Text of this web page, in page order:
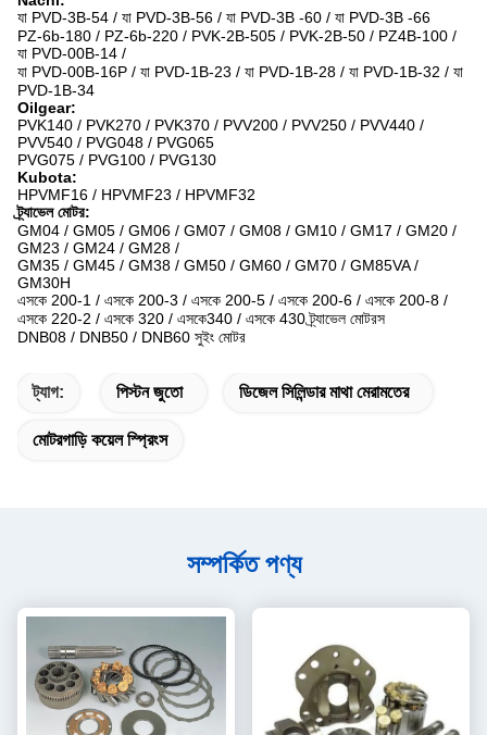
যা PVD-3B-54 / যা PVD-3B-56 / যা PVD-3B -60 / যা PVD-3B -66
PZ-6b-180 / PZ-6b-220 / PVK-2B-505 / PVK-2B-50 / PZ4B-100 /
যা PVD-00B-14 /
যা PVD-00B-16P / যা PVD-1B-23 / যা PVD-1B-28 / যা PVD-1B-32 / যা
PVD-1B-34
Oilgear:
PVK140 / PVK270 / PVK370 / PVV200 / PVV250 / PVV440 /
PVV540 / PVG048 / PVG065
PVG075 / PVG100 / PVG130
Kubota:
HPVMF16 / HPVMF23 / HPVMF32
ট্র্যাভেল মোটর:
GM04 / GM05 / GM06 / GM07 / GM08 / GM10 / GM17 / GM20 /
GM23 / GM24 / GM28 /
GM35 / GM45 / GM38 / GM50 / GM60 / GM70 / GM85VA /
GM30H
এসকে 200-1 / এসকে 200-3 / এসকে 200-5 / এসকে 200-6 / এসকে 200-8 /
এসকে 220-2 / এসকে 320 / এসকে340 / এসকে 430 ট্র্যাভেল মোটরস
DNB08 / DNB50 / DNB60 সুইং মোটর
ট্যাগ: পিস্টন জুতো ডিজেল সিলিন্ডার মাথা মেরামতের
মোটরগাড়ি কয়েল স্প্রিংস
সম্পর্কিত পণ্য